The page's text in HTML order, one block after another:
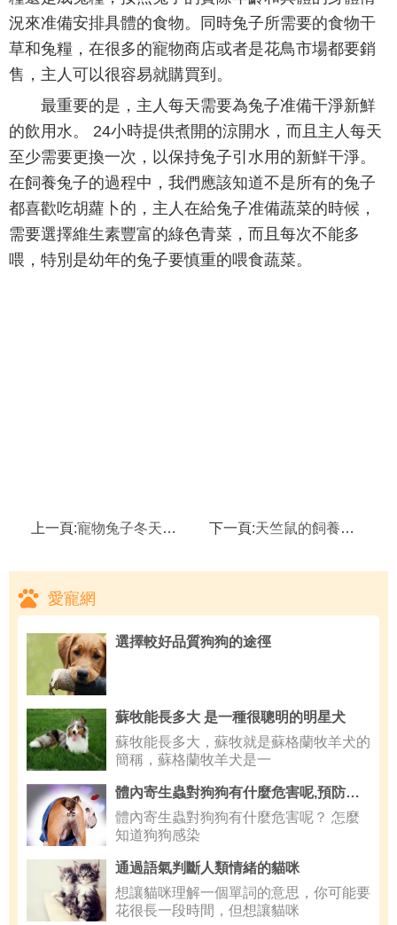
況來准備安排具體的食物。同時兔子所需要的食物干
草和兔糧，在很多的寵物商店或者是花鳥市場都要銷
售，主人可以很容易就購買到。
最重要的是，主人每天需要為兔子准備干淨新鮮
的飲用水。 24小時提供煮開的涼開水，而且主人每天
至少需要更換一次，以保持兔子引水用的新鮮干淨。
在飼養兔子的過程中，我們應該知道不是所有的兔子
都喜歡吃胡蘿卜的，主人在給兔子准備蔬菜的時候，
需要選擇維生素豐富的綠色青菜，而且每次不能多
喂，特別是幼年的兔子要慎重的喂食蔬菜。
上一頁:寵物兔子冬天怎麼保暖,兔子窩布置的五個注意事項 下一頁:天竺鼠的飼養知識,天竺鼠的品種簡介
愛寵網
選擇較好品質狗狗的途徑
蘇牧能長多大 是一種很聰明的明星犬
蘇牧能長多大，蘇牧就是蘇格蘭牧羊犬的
簡稱，蘇格蘭牧羊犬是一
體內寄生蟲對狗狗有什麼危害呢,預防狗狗疾病傳染給人
體內寄生蟲對狗狗有什麼危害呢？ 怎麼
知道狗狗感染
通過語氣判斷人類情緒的貓咪
想讓貓咪理解一個單詞的意思，你可能要
花很長一段時間，但想讓貓咪